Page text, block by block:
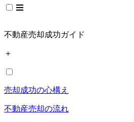
不動産売却成功ガイド
＋
売却成功の心構え
不動産売却の流れ